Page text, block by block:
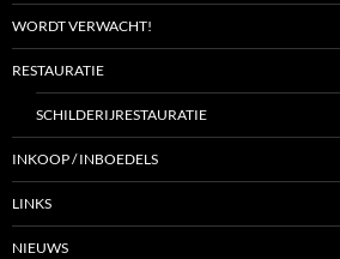
WORDT VERWACHT!
RESTAURATIE
SCHILDERIJRESTAURATIE
INKOOP / INBOEDELS
LINKS
NIEUWS